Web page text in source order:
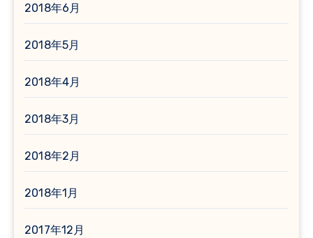
2018年6月
2018年5月
2018年4月
2018年3月
2018年2月
2018年1月
2017年12月